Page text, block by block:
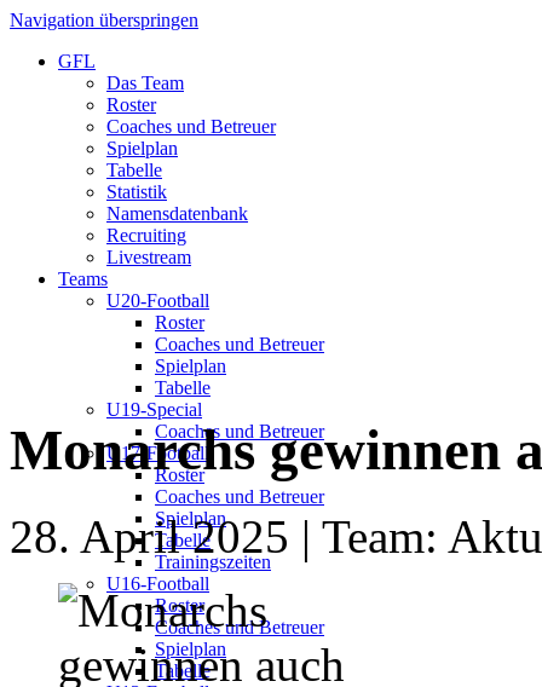
Navigation überspringen
GFL
Das Team
Roster
Coaches und Betreuer
Spielplan
Tabelle
Statistik
Namensdatenbank
Recruiting
Livestream
Teams
U20-Football
Roster
Coaches und Betreuer
Spielplan
Tabelle
U19-Special
Coaches und Betreuer
U17-Football
Roster
Coaches und Betreuer
Spielplan
Tabelle
Trainingszeiten
U16-Football
Roster
Coaches und Betreuer
Spielplan
Tabelle
Monarchs gewinnen
28. April 2025 | Team: